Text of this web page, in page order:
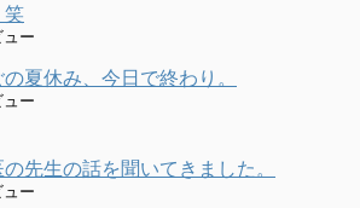
笑
ー
夏休み、今日で終わり。
ー
先生の話を聞いてきました。
ー